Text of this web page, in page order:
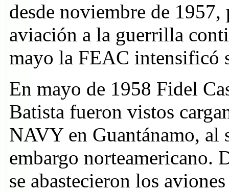
desde noviembre de
aviación a la guerrilla
mayo la FEAC intensificó
En mayo de 1958 Fidel
Batista fueron vistos
NAVY en Guantánamo, al
embargo norteamericano.
se abastecieron los